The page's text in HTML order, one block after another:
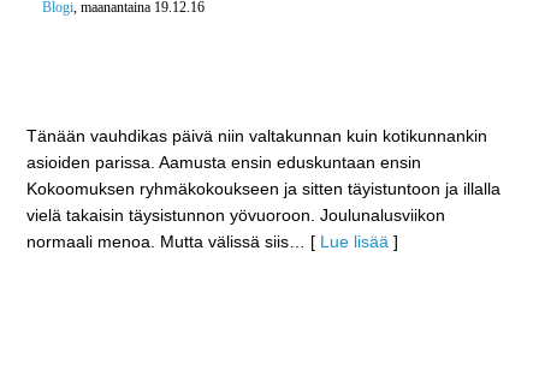
Blogi, maanantaina 19.12.16
Tänään vauhdikas päivä niin valtakunnan kuin kotikunnankin
asioiden parissa. Aamusta ensin eduskuntaan ensin
Kokoomuksen ryhmäkokoukseen ja sitten täyistuntoon ja illalla
vielä takaisin täysistunnon yövuoroon. Joulunalusviikon
normaali menoa. Mutta välissä siis … [ Lue lisää ]